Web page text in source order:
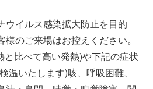
ウイルス感染拡大防止を目的
のご来場はお控えください。
比べて高い発熱)や下記の症状
温いたします)咳、呼吸困難、